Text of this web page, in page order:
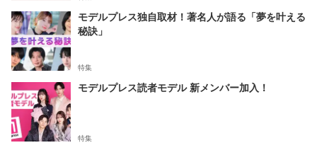
モデルプレス独自取材！著名人が語る「夢を叶える
秘訣」
特集
モデルプレス読者モデル 新メンバー加入！
特集